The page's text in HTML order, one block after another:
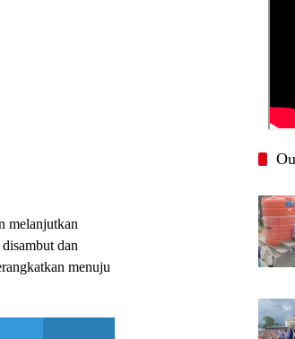
melanjutkan
dan
menuju